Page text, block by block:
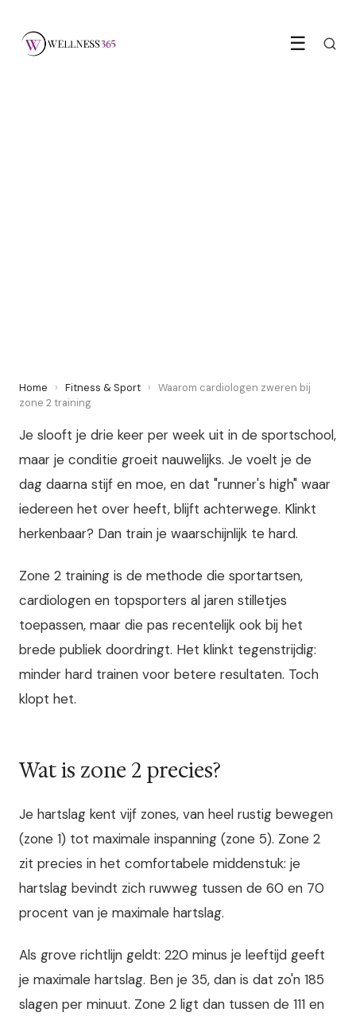
☰
Home › Fitness & Sport › Waarom cardiologen zweren bij
zone 2 training
Je slooft je drie keer per week uit in de sportschool,
maar je conditie groeit nauwelijks. Je voelt je de
dag daarna stijf en moe, en dat "runner's high" waar
iedereen het over heeft, blijft achterwege. Klinkt
herkenbaar? Dan train je waarschijnlijk te hard.
Zone 2 training is de methode die sportartsen,
cardiologen en topsporters al jaren stilletjes
toepassen, maar die pas recentelijk ook bij het
brede publiek doordringt. Het klinkt tegenstrijdig:
minder hard trainen voor betere resultaten. Toch
klopt het.
Wat is zone 2 precies?
Je hartslag kent vijf zones, van heel rustig bewegen
(zone 1) tot maximale inspanning (zone 5). Zone 2
zit precies in het comfortabele middenstuk: je
hartslag bevindt zich ruwweg tussen de 60 en 70
procent van je maximale hartslag.
Als grove richtlijn geldt: 220 minus je leeftijd geeft
je maximale hartslag. Ben je 35, dan is dat zo'n 185
slagen per minuut. Zone 2 ligt dan tussen de 111 en